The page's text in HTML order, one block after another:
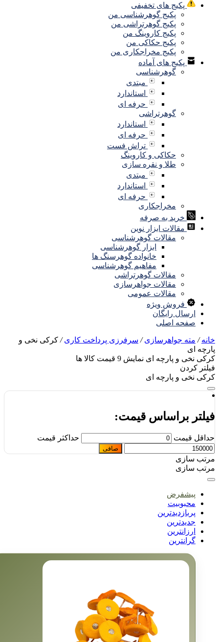
پکیج های تخفیفی
پکیج گوهرشناسی من
پکیج گوهرتراشی من
پکیج کاروینگ من
پکیج حکاکی من
پکیج مخراجکاری من
پکیج های آماده
گوهرشناسی
مبتدی
استاندارد
حرفه ای
گوهرتراشی
استاندارد
حرفه ای
تراش فست
حکاکی و کاروینگ
طلا و نقره سازی
مبتدی
استاندارد
حرفه ای
مخراجکاری
خرید به صرفه
مقالات ابزار نوین
مقالات گوهرشناسی
ابزار گوهرشناسی
خانواده گوهرسنگ ها
مفاهیم گوهرشناسی
مقالات گوهرتراشی
مقالات جواهرسازی
مقالات عمومی
فروش ویژه
ارسال رایگان
صفحه اصلی
/مته جواهرسازی/سرفرزی پرداخت کاری /کرکی نخی و
ای
نخی و پارچه ای نمایش 9 قیمت کالا ها
کردن
نخی و پارچه ای
براساس قیمت:
قیمت حداكثر قيمت
صافی
سازی
سازی
پیشفرض
محبوبیت
پربازدیدترین
جدیدترین
ارزانترین
گرانترین